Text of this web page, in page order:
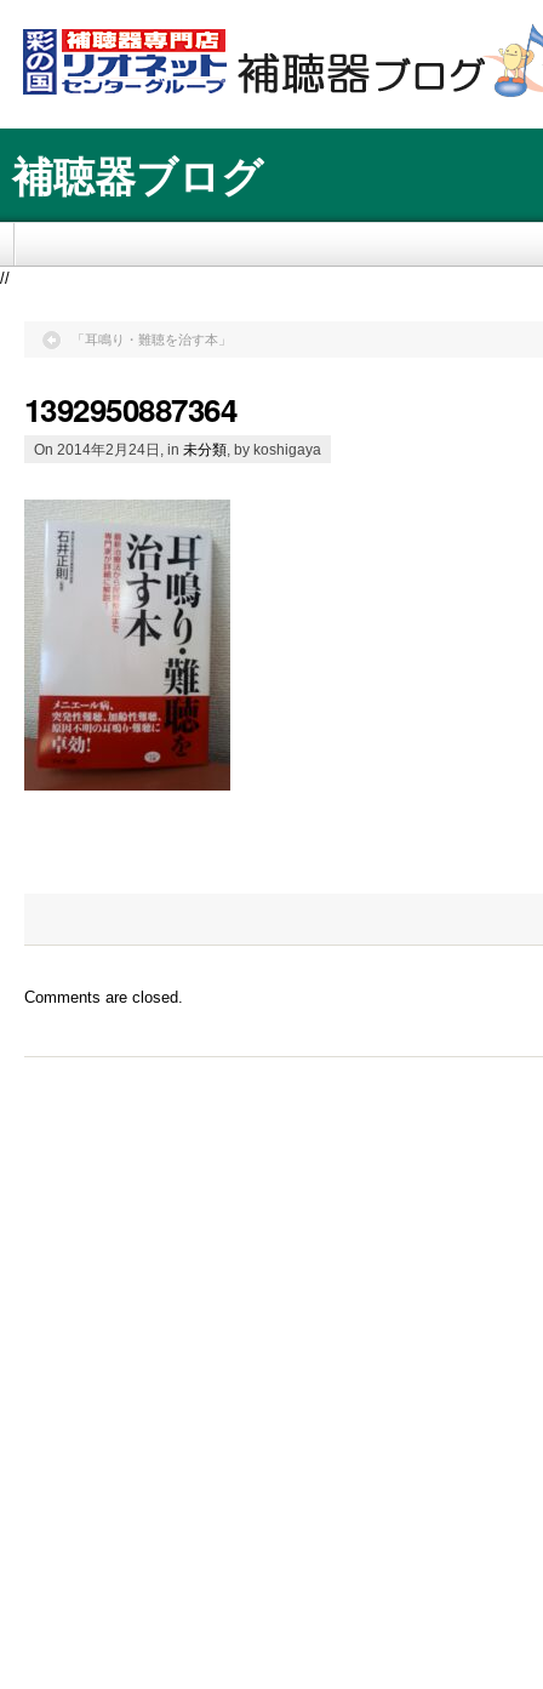
補聴器ブログ
//
「耳鳴り・難聴を治す本」
1392950887364
On 2014年2月24日, in 未分類 , by koshigaya
Comments are closed.